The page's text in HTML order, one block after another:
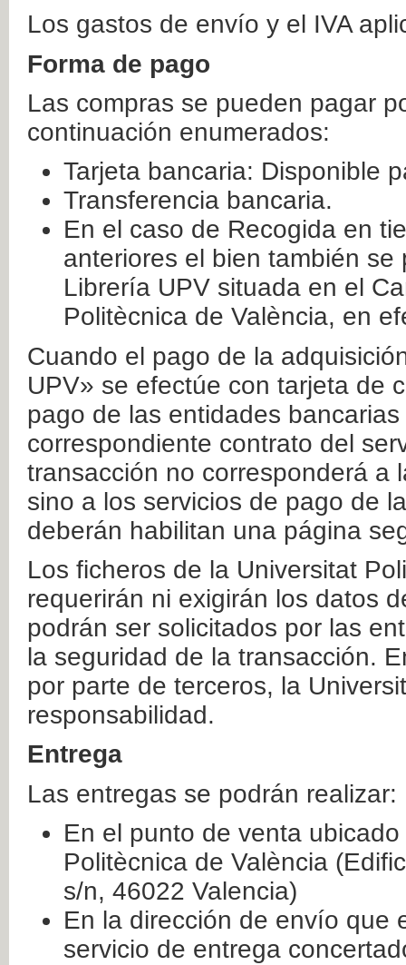
Los gastos de envío y el IVA
Forma de pago
Las compras se pueden pagar
continuación enumerados:
Tarjeta bancaria: Disponible
Transferencia bancaria.
En el caso de Recogida en
anteriores el bien también
Librería UPV situada en el
Politècnica de València, en
Cuando el pago de la
UPV» se efectúe con tarjeta de
pago de las entidades
correspondiente contrato del
transacción no corresponderá a
sino a los servicios de pago de
deberán habilitan una página
Los ficheros de la Universitat
requerirán ni exigirán los datos
podrán ser solicitados por las
la seguridad de la transacción.
por parte de terceros, la
responsabilidad.
Entrega
Las entregas se podrán realizar:
En el punto de venta
Politècnica de València
s/n, 46022 Valencia)
En la dirección de envío que
servicio de entrega